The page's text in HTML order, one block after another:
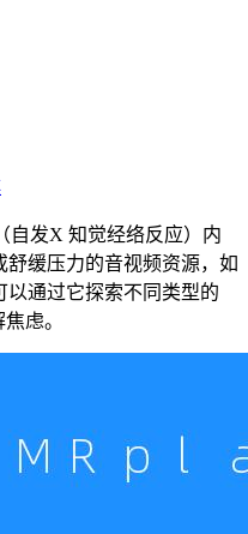
自发X 知觉经络反应）内
缓压力的音视频资源，如
通过它探索不同类型的
虑。